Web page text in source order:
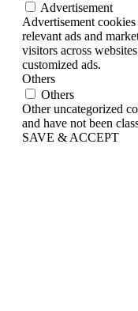
Advertisement
Advertisement
relevant ads and
visitors across
customized ads.
Others
Others
Other uncategorized
and have not been
SAVE & ACCEPT